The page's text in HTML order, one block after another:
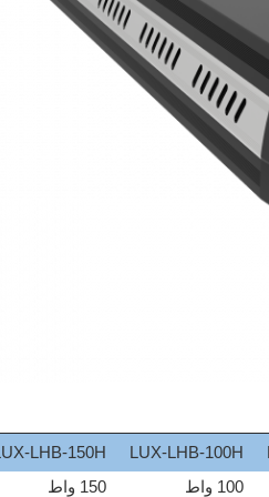
LUX-LHB-100H
LHB-150H
100 واط 150 واط